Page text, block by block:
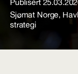
Publisert
Sjømat Norge,
strategi